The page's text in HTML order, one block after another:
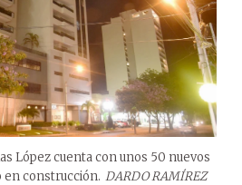
López cuenta con unos 50 nuevos
en construcción. DARDO RAMÍREZ